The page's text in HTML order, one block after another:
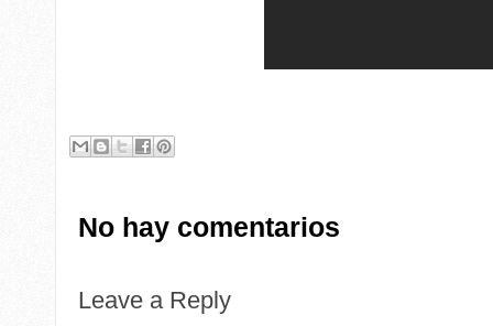
No hay comentarios
Leave a Reply